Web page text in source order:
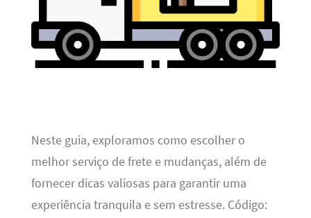
Neste guia, exploramos como escolher o
melhor serviço de frete e mudanças, além de
fornecer dicas valiosas para garantir uma
experiência tranquila e sem estresse. Código: